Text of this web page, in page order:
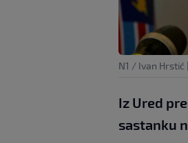
N1 / Ivan Hrstić |
Iz Ured
sastanku